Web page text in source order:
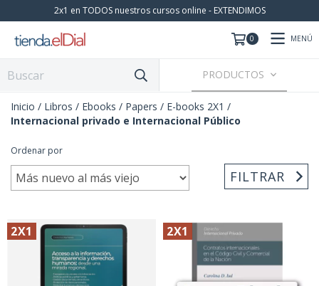
2x1 en TODOS nuestros cursos online - EXTENDIMOS
0 MENÚ
PRODUCTOS
Inicio / Libros / Ebooks / Papers / E-books 2X1 /
Internacional privado e Internacional Público
Ordenar por
FILTRAR
2X1 2X1